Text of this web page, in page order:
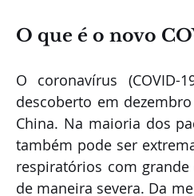
O que é o novo
O coronavírus
descoberto em
China. Na maioria dos
também pode ser
respiratórios com
de maneira severa. Da